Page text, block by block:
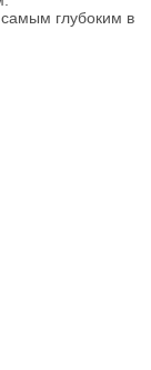
глубоким в